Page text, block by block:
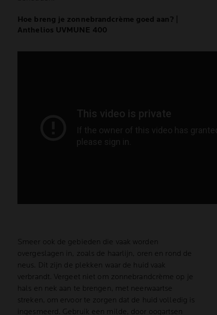
Hoe breng je zonnebrandcrème goed aan? |
Anthelios UVMUNE 400
Smeer ook de gebieden die vaak worden
overgeslagen in, zoals de haarlijn, oren en rond de
neus. Dit zijn de plekken waar de huid vaak
verbrandt. Vergeet niet om zonnebrandcrème op je
hals en nek aan te brengen, met neerwaartse
streken, om ervoor te zorgen dat de huid volledig is
ingesmeerd. Gebruik een milde, door oogartsen